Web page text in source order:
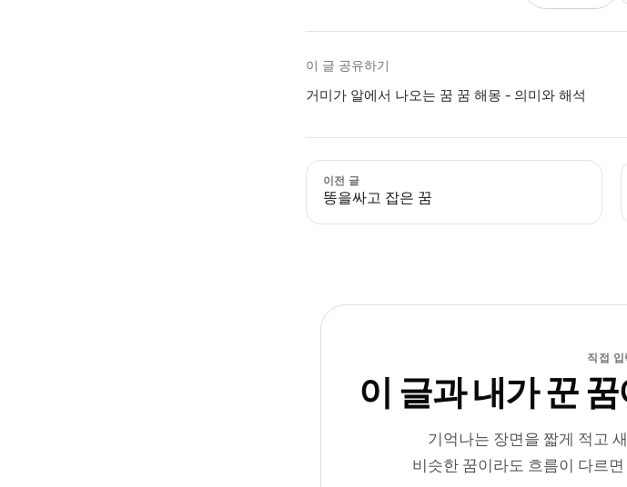
이 글 공유하기
거미가 알에서 나오는 꿈 꿈 해몽 - 의미와 해석
이전 글
똥을싸고 잡은 꿈
직접 입
이 글과 내가 꾼
기억나는 장면을 짧게 적고
비슷한 꿈이라도 흐름이 다르